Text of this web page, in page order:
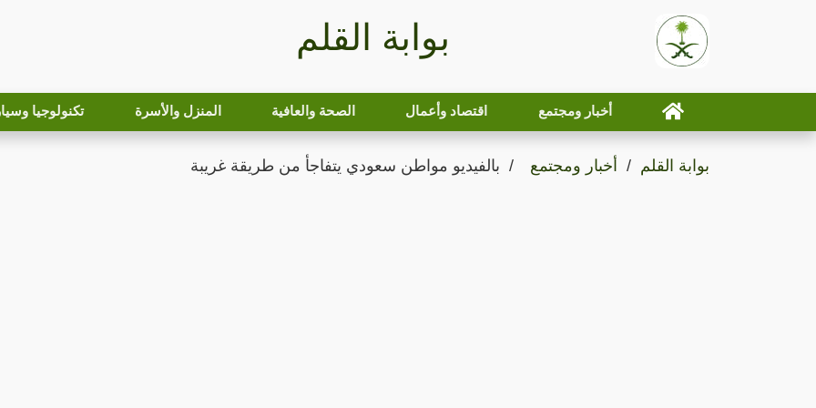
بوابة القلم
أخبار ومجتمع اقتصاد وأعمال الصحة والعافية المنزل والأسرة تكنولوجيا
بوابة القلم أخبار ومجتمع بالفيديو مواطن سعودي يتفاجأ من طريقة غريبة